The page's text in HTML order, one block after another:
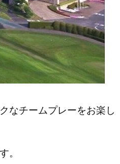
なチームプレーをお楽し
。